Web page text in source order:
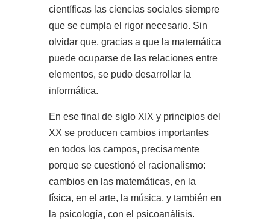
científicas las ciencias sociales siempre
que se cumpla el rigor necesario. Sin
olvidar que, gracias a que la matemática
puede ocuparse de las relaciones entre
elementos, se pudo desarrollar la
informática.
En ese final de siglo XIX y principios del
XX se producen cambios importantes
en todos los campos, precisamente
porque se cuestionó el racionalismo:
cambios en las matemáticas, en la
física, en el arte, la música, y también en
la psicología, con el psicoanálisis.